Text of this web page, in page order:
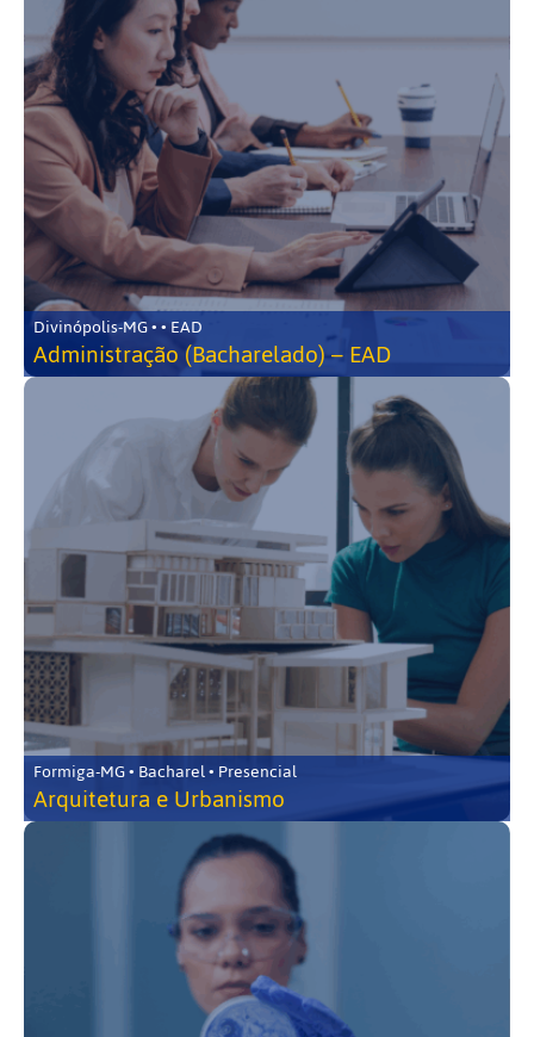
Divinópolis-MG • • EAD
Administração (Bacharelado) – EAD
Formiga-MG • Bacharel • Presencial
Arquitetura e Urbanismo